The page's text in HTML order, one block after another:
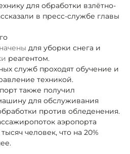
для обработки взлётно-
в пресс-службе главы
для уборки снега и
реагентом.
служб проходят обучение и
техникой.
также получил
для обслуживания
против обледенения.
аэропорта
человек, что на 20%